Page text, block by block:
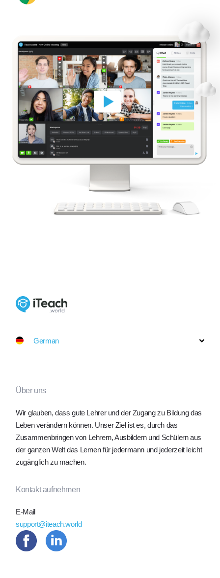
German
Über uns
Wir glauben, dass gute Lehrer und der Zugang zu Bildung das
Leben verändern können. Unser Ziel ist es, durch das
Zusammenbringen von Lehrern, Ausbildern und Schülern aus
der ganzen Welt das Lernen für jedermann und jederzeit leicht
zugänglich zu machen.
Kontakt aufnehmen
E-Mail
support@iteach.world